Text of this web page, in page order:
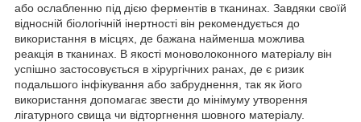
або ослабленню під дією ферментів в тканинах. Завдяки своїй
відносній біологічній інертності він рекомендується до
використання в місцях, де бажана найменша можлива
реакція в тканинах. В якості моноволоконного матеріалу він
успішно застосовується в хірургічних ранах, де є ризик
подальшого інфікування або забруднення, так як його
використання допомагає звести до мінімуму утворення
лігатурного свища чи відторгнення шовного матеріалу.